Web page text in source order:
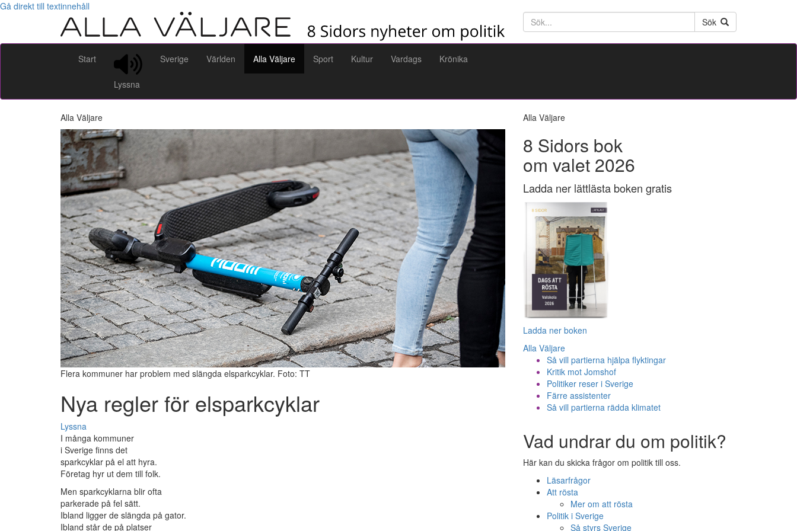
Gå direkt till textinnehåll
Söktext
Sök
Start
Lyssna
Sverige Världen Alla Väljare Sport Kultur Vardags Krönika
Alla Väljare
Flera kommuner har problem med slängda elsparkcyklar. Foto: TT
Nya regler för elsparkcyklar
Lyssna
I många kommuner
i Sverige finns det
sparkcyklar på el att hyra.
Företag hyr ut dem till folk.
Men sparkcyklarna blir ofta
parkerade på fel sätt.
Ibland ligger de slängda på gator.
Ibland står de på platser
Alla Väljare
8 Sidors bok
om valet 2026
Ladda ner lättlästa boken gratis
Ladda ner boken
Alla Väljare
Så vill partierna hjälpa flyktingar
Kritik mot Jomshof
Politiker reser i Sverige
Färre assistenter
Så vill partierna rädda klimatet
Vad undrar du om politik?
Här kan du skicka frågor om politik till oss.
Läsarfrågor
Att rösta
Mer om att rösta
Politik i Sverige
Så styrs Sverige